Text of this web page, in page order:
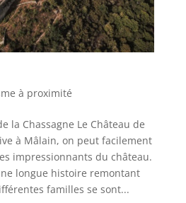
à proximité
la Chassagne Le Château de
à Mâlain, on peut facilement
impressionnants du château.
longue histoire remontant
familles se sont...